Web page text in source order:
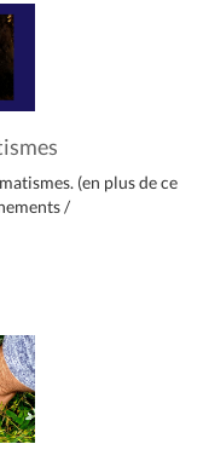
(en plus de ce
/